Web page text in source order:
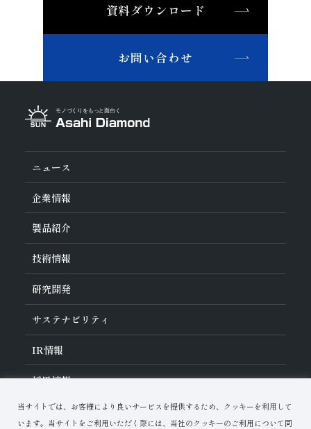
当サイトでは、お客様により良いサービスを提供するため、クッキーを利用して
います。当サイトをご利用いただく際には、当社のクッキーのご利用について同
資料ダウンロード
お問い合わせ
ニュース
企業情報
旭ダイヤについて
ダイヤの輪
ご挨拶
会社概要
沿革
役員紹介
事業紹介
活動拠点
製品紹介
業種から探す
工具の種類から探す
加工方法から探す
ワークから探す
技術情報
ダイヤモンド工具・
教えて！研削工具
ご使⽤上の注意
各製品の安全な取扱いについて
トラブルシューティング
研究開発
研究開発について
対外発表一覧
イノベーションストーリー
サステナビリティ
サステナビリティポリシー
コーポレート・ガバナンス
マテリアリティ
リスクマネジメント（BCM）
環境への取り組み
IR情報
IR資料室
IRカレンダー
株式に関する諸手続き
採用情報
資料ダウンロード
お問い合わせ